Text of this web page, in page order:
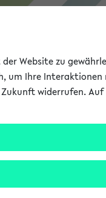
Website zu
um Ihre
widerrufen. Auf